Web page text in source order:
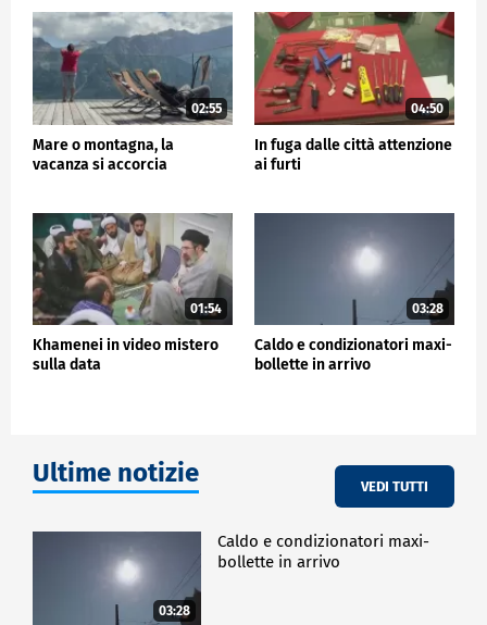
02:55
Mare o montagna, la
vacanza si accorcia
04:50
In fuga dalle città attenzione
ai furti
01:54
Khamenei in video mistero
sulla data
03:28
Caldo e condizionatori maxi-
bollette in arrivo
Ultime notizie VEDI TUTTI
03:28
Caldo e condizionatori maxi-
bollette in arrivo